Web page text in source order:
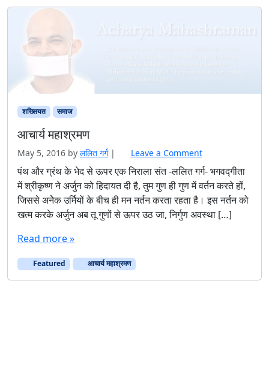
शख्सियत समाज
आचार्य महाश्रमण
May 5, 2016 by ललित गर्ग | Leave a Comment
पंथ और ग्रंथ के भेद से ऊपर एक निराला संत -ललित गर्ग- भगवद्गीता
में श्रीकृष्ण ने अर्जुन को हिदायत दी है, तुम गुण ही गुण में वर्तन करते हों,
जिससे अनेेक उर्मियों के बीच ही मन नर्तन करता रहता है। इस नर्तन को
खत्म करके अर्जुन अब तू गुणों से ऊपर उठ जा, निर्गुण अवस्था […]
Read more »
Featured आचार्य महाश्रमण